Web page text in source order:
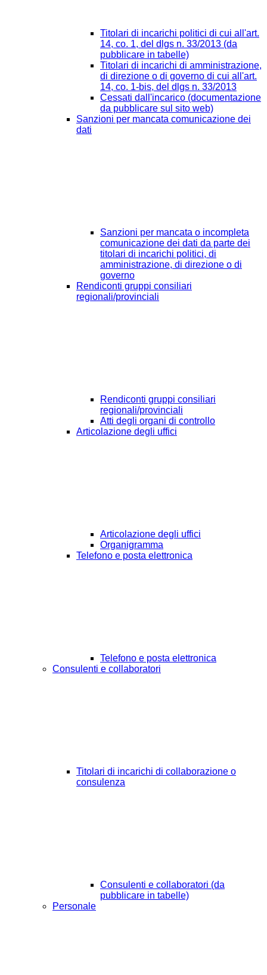
Titolari di incarichi politici di cui all'art.
14, co. 1, del dlgs n. 33/2013 (da
pubblicare in tabelle)
Titolari di incarichi di amministrazione,
di direzione o di governo di cui all'art.
14, co. 1-bis, del dlgs n. 33/2013
Cessati dall'incarico (documentazione
da pubblicare sul sito web)
Sanzioni per mancata comunicazione dei
dati
Sanzioni per mancata o incompleta
comunicazione dei dati da parte dei
titolari di incarichi politici, di
amministrazione, di direzione o di
governo
Rendiconti gruppi consiliari
regionali/provinciali
Rendiconti gruppi consiliari
regionali/provinciali
Atti degli organi di controllo
Articolazione degli uffici
Articolazione degli uffici
Organigramma
Telefono e posta elettronica
Telefono e posta elettronica
Consulenti e collaboratori
Titolari di incarichi di collaborazione o
consulenza
Consulenti e collaboratori (da
pubblicare in tabelle)
Personale